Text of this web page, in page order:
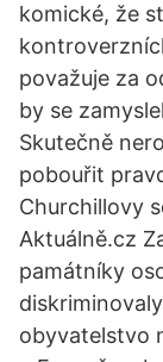
komické, že
považuje za
by se
Skutečně
pobouřit
Churchillovy
Aktuálně.cz
památníky
obyvatelstvo